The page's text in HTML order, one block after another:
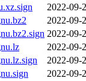
2022-09-
2022-09-
2022-09-
2022-09-
2022-09-
2022-09-